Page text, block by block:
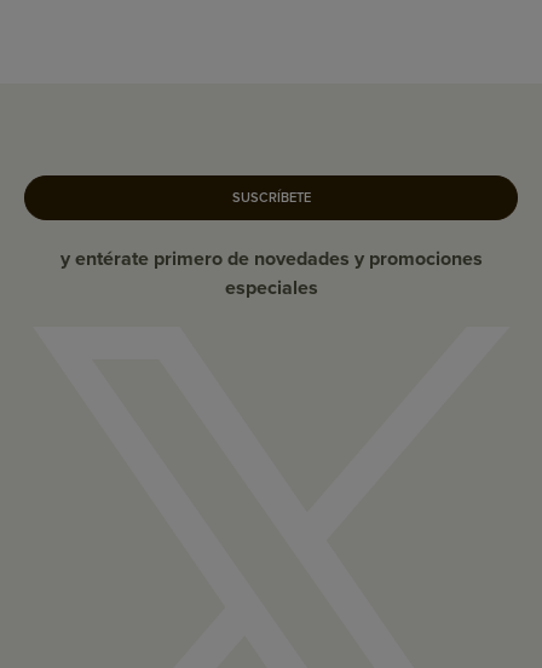
SUSCRÍBETE
y entérate primero de novedades y promociones
especiales